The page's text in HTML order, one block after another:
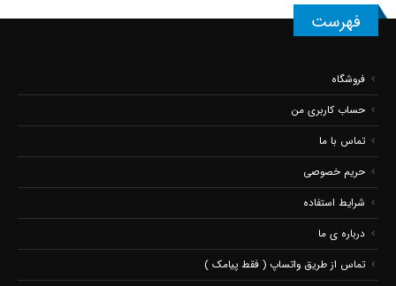
فهرست
فروشگاه
حساب کاربری من
تماس با ما
حریم خصوصی
شرایط استفاده
درباره ی ما
تماس از طریق واتساپ ( فقط پیامک )